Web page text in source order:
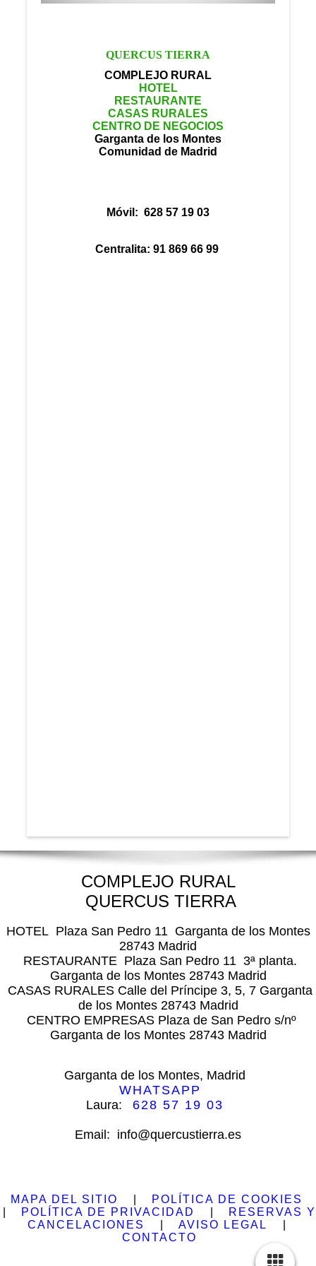
QUERCUS TIERRA
COMPLEJO RURAL
HOTEL
RESTAURANTE
CASAS RURALES
CENTRO DE NEGOCIOS
Garganta de los Montes
Comunidad de Madrid
Móvil: 628 57 19 03
Centralita: 91 869 66 99
COMPLEJO RURAL
QUERCUS TIERRA
HOTEL Plaza San Pedro 11 Garganta de los Montes
28743 Madrid
RESTAURANTE Plaza San Pedro 11 3ª planta.
Garganta de los Montes 28743 Madrid
CASAS RURALES Calle del Príncipe 3, 5, 7 Garganta
de los Montes 28743 Madrid
CENTRO EMPRESAS Plaza de San Pedro s/nº
Garganta de los Montes 28743 Madrid
Garganta de los Montes, Madrid
WHATSAPP
Laura:
628 57 19 03
Email: info@quercustierra.es
MAPA DEL SITIO
POLÍTICA DE COOKIES
POLÍTICA DE PRIVACIDAD
RESERVAS Y
CANCELACIONES
AVISO LEGAL
CONTACTO